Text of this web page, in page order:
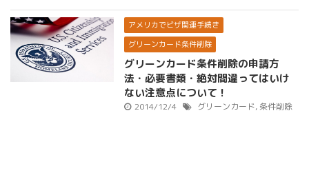
アメリカでビザ関連手続き
グリーンカード条件削除
グリーンカード条件削除の申請方
法・必要書類・絶対間違ってはいけ
ない注意点について！
2014/12/4 グリーンカード, 条件削除